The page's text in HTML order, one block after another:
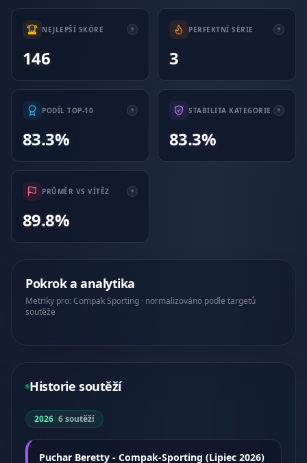
NEJLEPŠÍ SKÓRE
146
PERFEKTNÍ SÉRIE
3
PODÍL TOP-10
83.3%
STABILITA KATEGORIE
83.3%
PRŮMĚR VS VÍTĚZ
89.8%
Pokrok a analytika
Metriky pro: Compak Sporting · normalizováno podle targetů
soutěže
Historie soutěží
2026|6 soutěží
Puchar Beretty - Compak-Sporting (Lipiec 2026)